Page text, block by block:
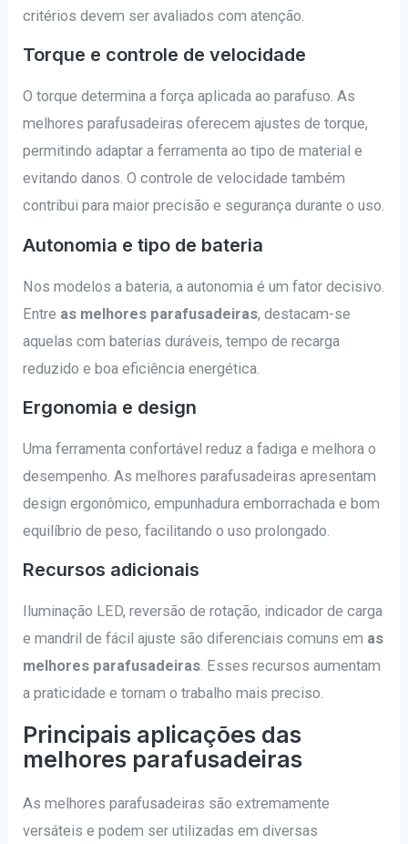
critérios devem ser avaliados com atenção.
Torque e controle de velocidade
O torque determina a força aplicada ao parafuso. As
melhores parafusadeiras oferecem ajustes de torque,
permitindo adaptar a ferramenta ao tipo de material e
evitando danos. O controle de velocidade também
contribui para maior precisão e segurança durante o uso.
Autonomia e tipo de bateria
Nos modelos a bateria, a autonomia é um fator decisivo.
Entre as melhores parafusadeiras, destacam-se
aquelas com baterias duráveis, tempo de recarga
reduzido e boa eficiência energética.
Ergonomia e design
Uma ferramenta confortável reduz a fadiga e melhora o
desempenho. As melhores parafusadeiras apresentam
design ergonômico, empunhadura emborrachada e bom
equilíbrio de peso, facilitando o uso prolongado.
Recursos adicionais
Iluminação LED, reversão de rotação, indicador de carga
e mandril de fácil ajuste são diferenciais comuns em as
melhores parafusadeiras. Esses recursos aumentam
a praticidade e tornam o trabalho mais preciso.
Principais aplicações das
melhores parafusadeiras
As melhores parafusadeiras são extremamente
versáteis e podem ser utilizadas em diversas